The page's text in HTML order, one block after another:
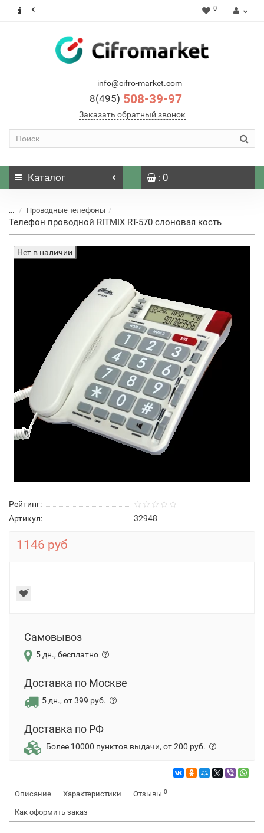
0
info@cifro-market.com
8(495) 508-39-97
Заказать обратный звонок
Каталог : 0
... Проводные телефоны
Телефон проводной RITMIX RT-570 слоновая кость
Нет в наличии
Рейтинг:
Артикул:
32948
1146 руб
Самовывоз
5 дн., бесплатно
Доставка по Москве
5 дн., от 399 руб.
Доставка по РФ
Более 10000 пунктов выдачи, от 200 руб.
Описание Характеристики Отзывы 0
Как оформить заказ